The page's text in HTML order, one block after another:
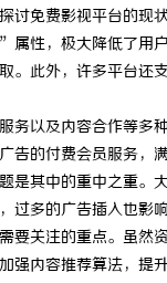
讨免费影视平台的现
性，极大降低了用
。此外，许多平台
务以及内容合作等
告的付费会员服务，
是其中的重中之重
过多的广告插入也影
要关注的重点。虽
强内容推荐算法，提